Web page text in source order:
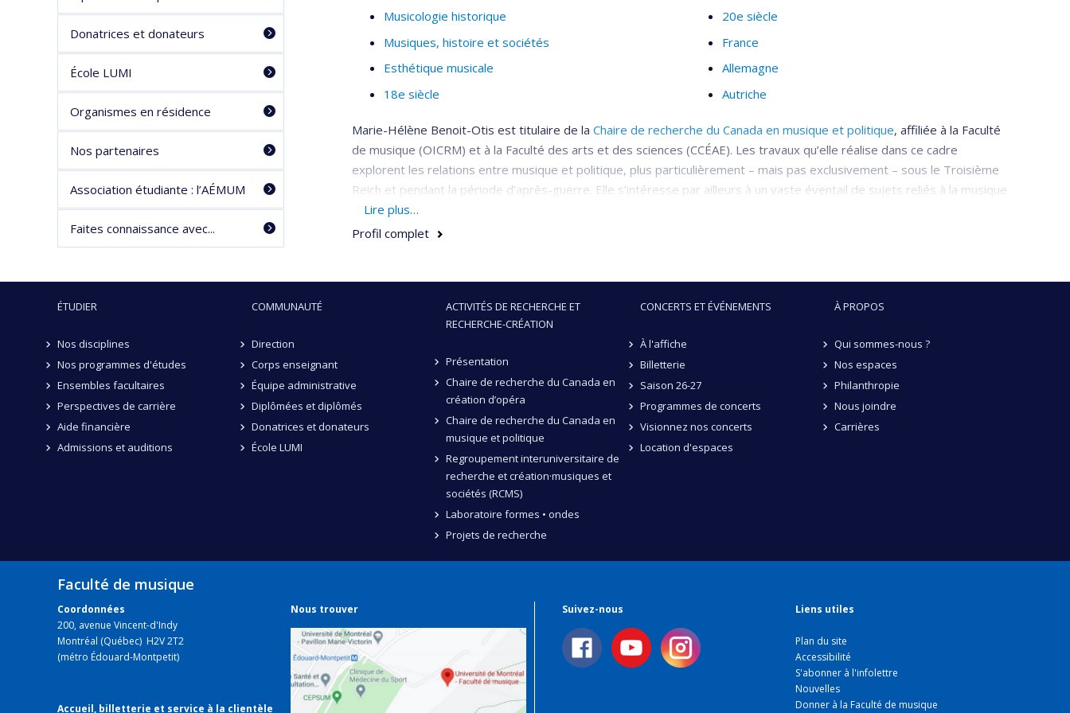
Musicologie historique
Musiques, histoire et sociétés
Esthétique musicale
18e siècle
20e siècle
France
Allemagne
Autriche
Marie-Hélène Benoit-Otis est titulaire de la Chaire de recherche du Canada en musique et politique, affiliée à la Faculté
de musique (OICRM) et à la Faculté des arts et des sciences (CCÉAE). Les travaux qu’elle réalise dans ce cadre
explorent les relations entre musique et politique, plus particulièrement – mais pas exclusivement – sous le Troisième
Reich et pendant la période d’après-guerre. Elle s’intéresse par ailleurs à un vaste éventail de sujets reliés à la musique
des XVIIIe, XIX
compositeurs, la mise en scène lyrique et la musique française de la fin du XIX
Lire plus…
Profil complet
Donatrices et donateurs
École LUMI
Organismes en résidence
Nos partenaires
Association étudiante : l’AÉMUM
Faites connaissance avec...
ÉTUDIER
Nos disciplines
Nos programmes d'études
Ensembles facultaires
Perspectives de carrière
Aide financière
Admissions et auditions
COMMUNAUTÉ
Direction
Corps enseignant
Équipe administrative
Diplômées et diplômés
Donatrices et donateurs
École LUMI
ACTIVITÉS DE RECHERCHE ET
RECHERCHE-CRÉATION
Présentation
Chaire de recherche du Canada en
création d’opéra
Chaire de recherche du Canada en
musique et politique
Regroupement interuniversitaire de
recherche et création·musiques et
sociétés (RCMS)
Laboratoire formes • ondes
Projets de recherche
CONCERTS ET ÉVÉNEMENTS
À l'affiche
Billetterie
Saison 26-27
Programmes de concerts
Visionnez nos concerts
Location d'espaces
À PROPOS
Qui sommes-nous ?
Nos espaces
Philanthropie
Nous joindre
Carrières
Faculté de musique
Coordonnées
200, avenue Vincent-d'Indy
Montréal (Québec) H2V 2T2
(métro Édouard-Montpetit)
Accueil, billetterie et service à la clientèle
Nous trouver Suivez-nous Liens utiles
Plan du site
Accessibilité
S'abonner à l'infolettre
Nouvelles
Donner à la Faculté de musique